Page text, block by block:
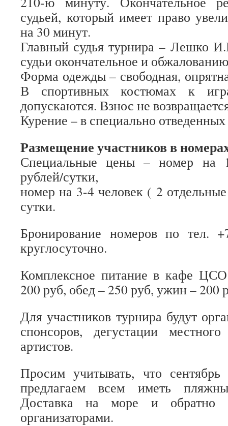
судьей, который имеет право
на 30 минут.
Главный судья турнира – Лешко
судьи окончательное и
Форма одежды – свободная,
В спортивных костюмах к
допускаются. Взнос не
Курение – в специально
Размещение участников в
Специальные цены – номер на
рублей/сутки,
номер на 3-4 человек ( 2
сутки.
Бронирование номеров по тел.
круглосуточно.
Комплексное питание в кафе
200 руб, обед – 250 руб, ужин – 200
Для участников турнира будут
спонсоров, дегустации
артистов.
Просим учитывать, что
предлагаем всем иметь
Доставка на море и обратно
организаторами.